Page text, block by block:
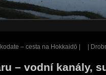
– cesta na Hokkaidō | |
– vodní kanály,